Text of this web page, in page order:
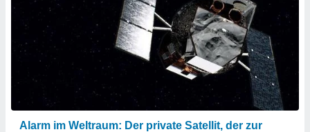
Alarm im Weltraum: Der private Satellit, der zur